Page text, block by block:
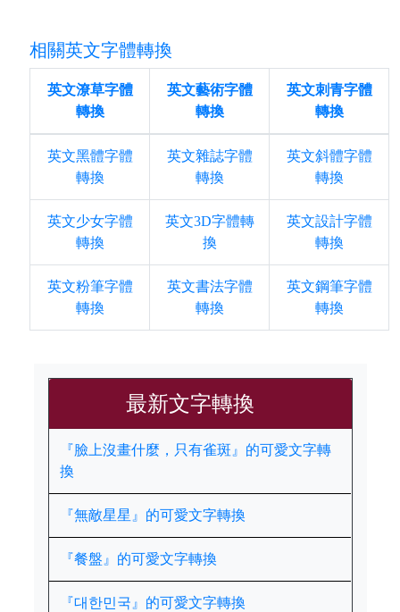
相關英文字體轉換
英文潦草字體
轉換
英文藝術字體
轉換
英文刺青字體
轉換
英文黑體字體
轉換
英文雜誌字體
轉換
英文斜體字體
轉換
英文少女字體
轉換
英文3D字體轉
換
英文設計字體
轉換
英文粉筆字體
轉換
英文書法字體
轉換
英文鋼筆字體
轉換
最新文字轉換
『臉上沒畫什麼，只有雀斑』的可愛文字轉
換
『無敵星星』的可愛文字轉換
『餐盤』的可愛文字轉換
『대한민국』的可愛文字轉換